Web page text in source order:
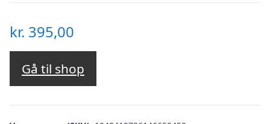
kr. 395,00
Gå til shop